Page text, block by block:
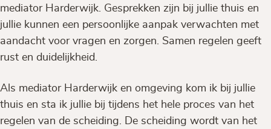
mediator Harderwijk. Gesprekken zijn bij jullie thuis en
jullie kunnen een persoonlijke aanpak verwachten met
aandacht voor vragen en zorgen. Samen regelen geeft
rust en duidelijkheid.
Als mediator Harderwijk en omgeving kom ik bij jullie
thuis en sta ik jullie bij tijdens het hele proces van het
regelen van de scheiding. De scheiding wordt van het